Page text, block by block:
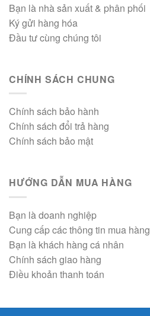
Bạn là nhà sản xuất & phân phối
Ký gửi hàng hóa
Đầu tư cùng chúng tôi
CHÍNH SÁCH CHUNG
Chính sách bảo hành
Chính sách đổi trả hàng
Chính sách bảo mật
HƯỚNG DẪN MUA HÀNG
Bạn là doanh nghiệp
Cung cấp các thông tin mua hàng
Bạn là khách hàng cá nhân
Chính sách giao hàng
Điều khoản thanh toán